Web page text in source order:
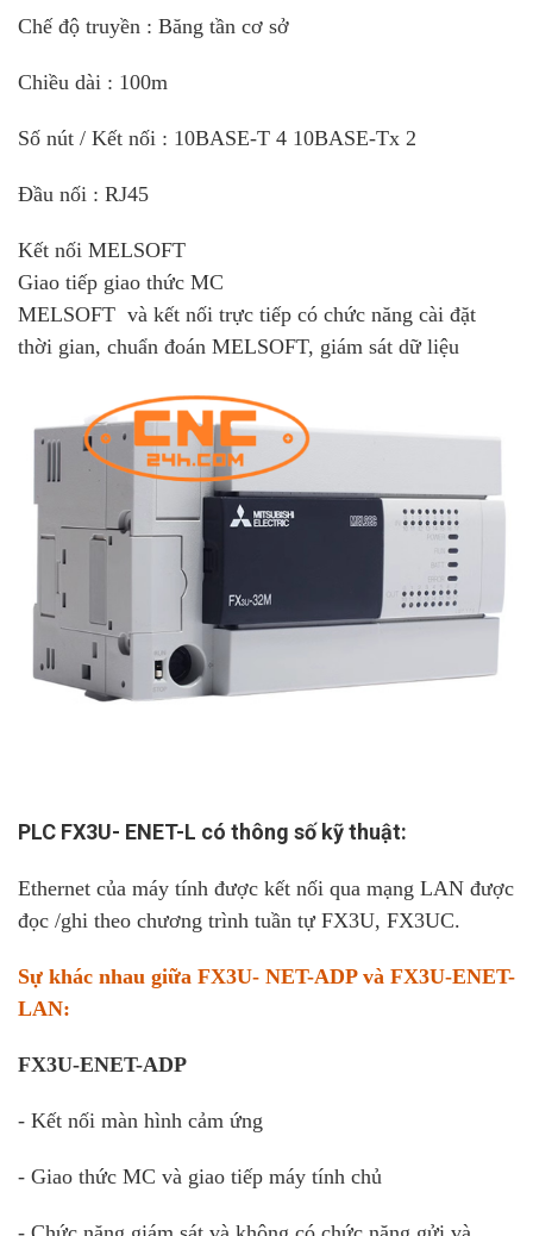
Chế độ truyền : Băng tần cơ sở
Chiều dài : 100m
Số nút / Kết nối : 10BASE-T 4 10BASE-Tx 2
Đầu nối : RJ45
Kết nối MELSOFT
Giao tiếp giao thức MC
MELSOFT và kết nối trực tiếp có chức năng cài đặt
thời gian, chuẩn đoán MELSOFT, giám sát dữ liệu
PLC FX3U- ENET-L có thông số kỹ thuật:
Ethernet của máy tính được kết nối qua mạng LAN được
đọc /ghi theo chương trình tuần tự FX3U, FX3UC.
Sự khác nhau giữa FX3U- NET-ADP và FX3U-ENET-
LAN:
FX3U-ENET-ADP
- Kết nối màn hình cảm ứng
- Giao thức MC và giao tiếp máy tính chủ